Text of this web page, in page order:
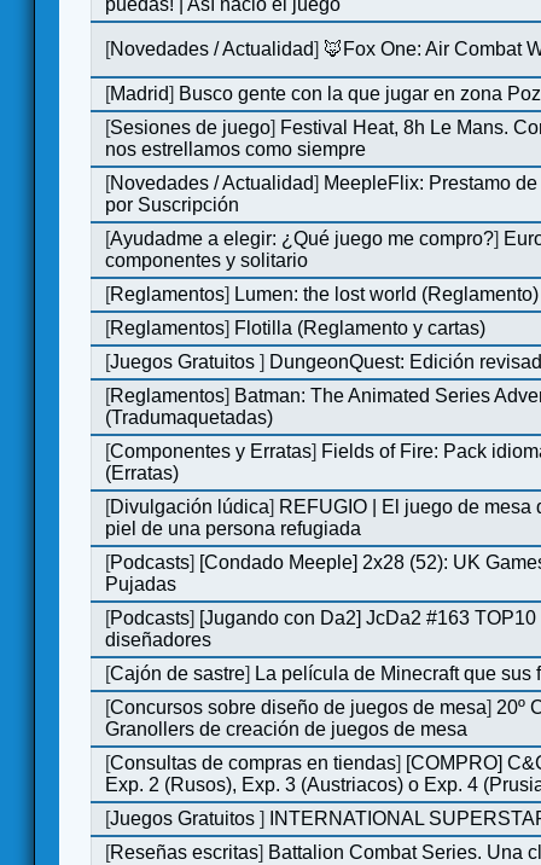
puedas! | Así nació el juego
[Novedades / Actualidad] 🦊Fox One: Air Combat
[Madrid] Busco gente con la que jugar en zona
[Sesiones de juego] Festival Heat, 8h Le Mans.
nos estrellamos como siempre
[Novedades / Actualidad] MeepleFlix: Prestamo
por Suscripción
[Ayudadme a elegir: ¿Qué juego me compro?]
componentes y solitario
[Reglamentos] Lumen: the lost world (Reglamento)
[Reglamentos] Flotilla (Reglamento y cartas)
[Juegos Gratuitos] DungeonQuest: Edición
[Reglamentos] Batman: The Animated Series
(Tradumaquetadas)
[Componentes y Erratas] Fields of Fire: Pack
(Erratas)
[Divulgación lúdica] REFUGIO | El juego de mesa
piel de una persona refugiada
[Podcasts] [Condado Meeple] 2x28 (52): UK
Pujadas
[Podcasts] [Jugando con Da2] JcDa2 #163
diseñadores
[Cajón de sastre] La película de Minecraft que sus
[Concursos sobre diseño de juegos de mesa] 20º
Granollers de creación de juegos de mesa
[Consultas de compras en tiendas] [COMPRO]
Exp. 2 (Rusos), Exp. 3 (Austriacos) o Exp. 4
[Juegos Gratuitos]
INTERNATIONAL
[Reseñas escritas] Battalion Combat Series. Una